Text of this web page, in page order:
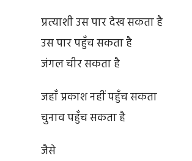
प्रत्याशी उस पार देख सकता है
उस पार पहुँच सकता है
जंगल चीर सकता है
जहाँ प्रकाश नहीं पहुँच सकता
चुनाव पहुँच सकता है
जैसे